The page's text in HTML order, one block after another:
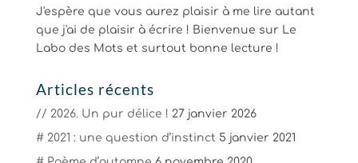
J'espère que vous aurez plaisir à me lire autant
que j'ai de plaisir à écrire ! Bienvenue sur Le
Labo des Mots et surtout bonne lecture !
Articles récents
// 2026. Un pur délice ! 27 janvier 2026
# 2021 : une question d’instinct 5 janvier 2021